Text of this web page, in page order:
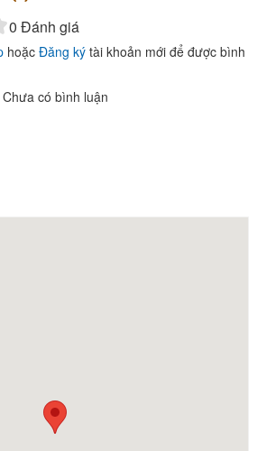
0 Đánh giá
hoặc Đăng ký tài khoản mới để được bình
Chưa có bình luận